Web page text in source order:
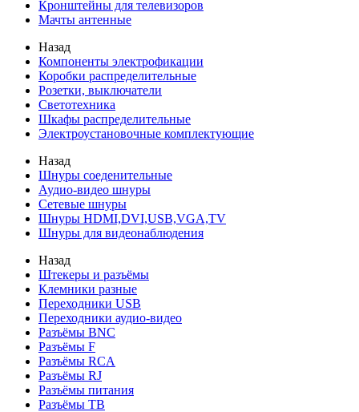
Кронштейны для телевизоров
Мачты антенные
Назад
Компоненты электрофикации
Коробки распределительные
Розетки, выключатели
Светотехника
Шкафы распределительные
Электроустановочные комплектующие
Назад
Шнуры соеденительные
Аудио-видео шнуры
Сетевые шнуры
Шнуры HDMI,DVI,USB,VGA,TV
Шнуры для видеонаблюдения
Назад
Штекеры и разъёмы
Клемники разные
Переходники USB
Переходники аудио-видео
Разъёмы BNC
Разъёмы F
Разъёмы RCA
Разъёмы RJ
Разъёмы питания
Разъёмы ТВ